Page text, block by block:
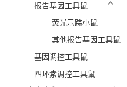
报告基因工具鼠
荧光示踪小鼠
其他报告基因工具鼠
基因调控工具鼠
四环素调控工具鼠